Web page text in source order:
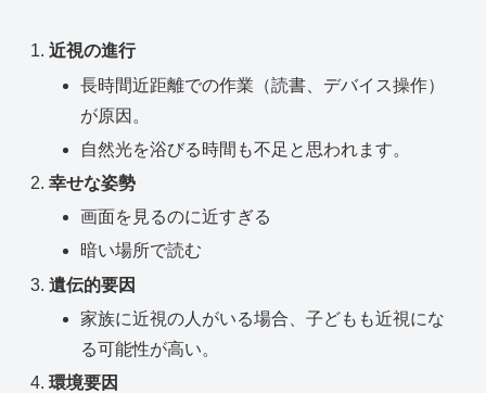
近視の進行
長時間近距離での作業（読書、デバイス操作）
が原因。
自然光を浴びる時間も不足と思われます。
幸せな姿勢
画面を見るのに近すぎる
暗い場所で読む
遺伝的要因
家族に近視の人がいる場合、子どもも近視にな
る可能性が高い。
環境要因